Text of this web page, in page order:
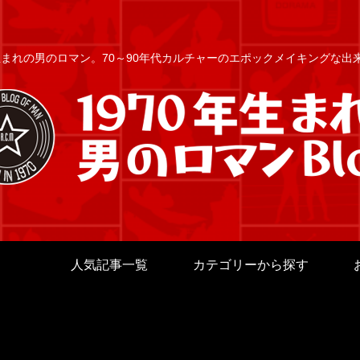
れの男のロマン。70～90年代カルチャーのエポックメイキングな出
人気記事一覧 カテゴリーから探す